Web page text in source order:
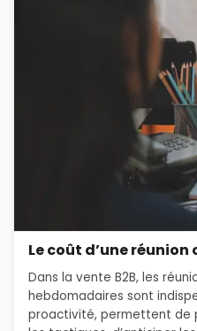
Le coût d’une
Dans la vente B2B, les
hebdomadaires sont
proactivité, permettent de